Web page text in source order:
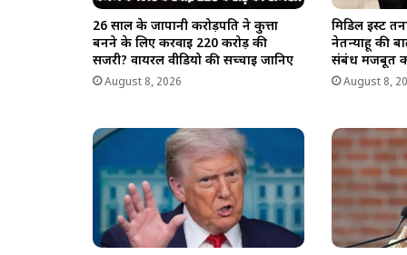
26 साल के जापानी करोड़पति ने कुत्ता
बनने के लिए करवाई 220 करोड़ की
सर्जरी? वायरल वीडियो की सच्चाई जानिए
August 8, 2026
मिडिल ईस्ट
नेतन्याहू की
संबंध मजबूत
August 8,